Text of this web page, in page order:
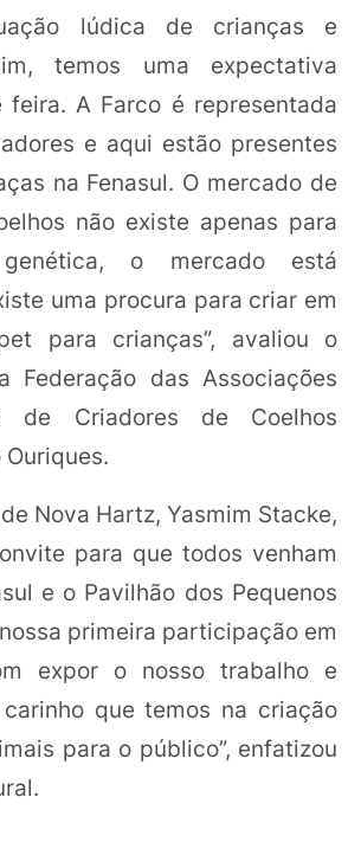
lúdica de crianças e
temos uma expectativa
feira. A Farco é representada
e aqui estão presentes
na Fenasul. O mercado de
não existe apenas para
genética, o mercado está
uma procura para criar em
para crianças”, avaliou o
Federação das Associações
de Criadores de Coelhos
Nova Hartz, Yasmim Stacke,
para que todos venham
e o Pavilhão dos Pequenos
primeira participação em
expor o nosso trabalho e
que temos na criação
para o público”, enfatizou